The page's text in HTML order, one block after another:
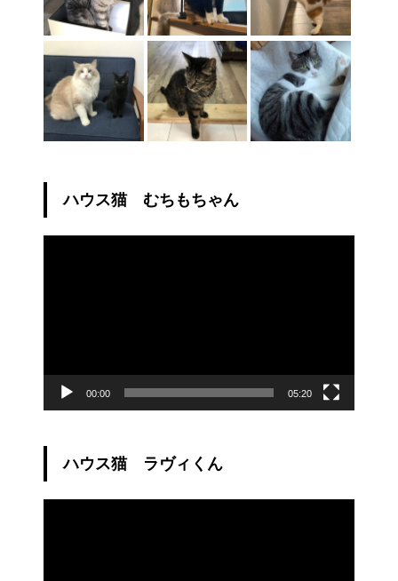
ハウス猫 むちもちゃん
00:00 05:20
ハウス猫 ラヴィくん